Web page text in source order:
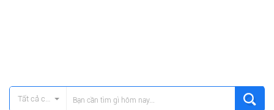
Tất cả các danh mục